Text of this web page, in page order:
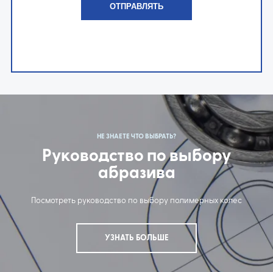
НЕ ЗНАЕТЕ ЧТО ВЫБРАТЬ?
Руководство по выбору
абразива
Посмотреть руководство по выбору полимерных колес
УЗНАТЬ БОЛЬШЕ